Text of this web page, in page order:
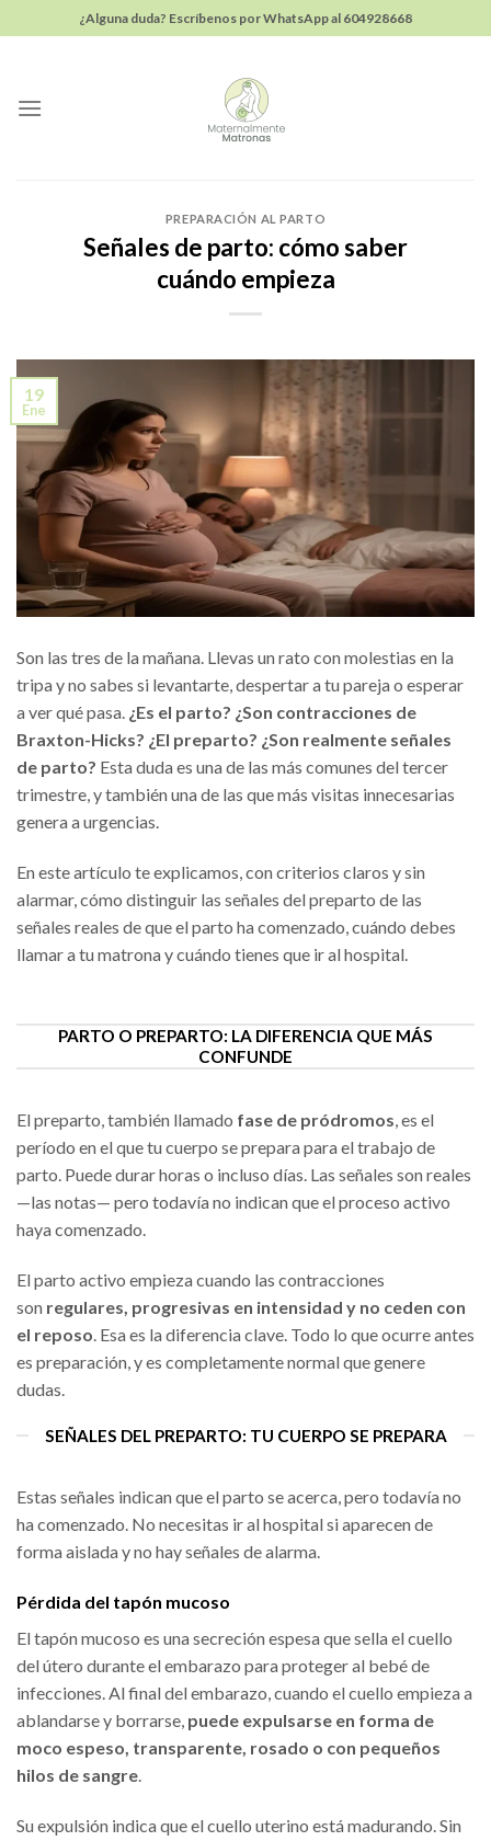
to
¿Alguna duda? Escríbenos por WhatsApp al 604928668
PREPARACIÓN AL PARTO
Señales de parto: cómo saber
cuándo empieza
19
Ene
Son las tres de la mañana. Llevas un rato con molestias en la
tripa y no sabes si levantarte, despertar a tu pareja o esperar
a ver qué pasa. ¿Es el parto? ¿Son contracciones de
Braxton-Hicks? ¿El preparto? ¿Son realmente señales
de parto? Esta duda es una de las más comunes del tercer
trimestre, y también una de las que más visitas innecesarias
genera a urgencias.
En este artículo te explicamos, con criterios claros y sin
alarmar, cómo distinguir las señales del preparto de las
señales reales de que el parto ha comenzado, cuándo debes
llamar a tu matrona y cuándo tienes que ir al hospital.
PARTO O PREPARTO: LA DIFERENCIA QUE MÁS
CONFUNDE
El preparto, también llamado fase de pródromos, es el
período en el que tu cuerpo se prepara para el trabajo de
parto. Puede durar horas o incluso días. Las señales son reales
—las notas— pero todavía no indican que el proceso activo
haya comenzado.
El parto activo empieza cuando las contracciones
son regulares, progresivas en intensidad y no ceden con
el reposo. Esa es la diferencia clave. Todo lo que ocurre antes
es preparación, y es completamente normal que genere
dudas.
SEÑALES DEL PREPARTO: TU CUERPO SE PREPARA
Estas señales indican que el parto se acerca, pero todavía no
ha comenzado. No necesitas ir al hospital si aparecen de
forma aislada y no hay señales de alarma.
Pérdida del tapón mucoso
El tapón mucoso es una secreción espesa que sella el cuello
del útero durante el embarazo para proteger al bebé de
infecciones. Al final del embarazo, cuando el cuello empieza a
ablandarse y borrarse, puede expulsarse en forma de
moco espeso, transparente, rosado o con pequeños
hilos de sangre.
Su expulsión indica que el cuello uterino está madurando. Sin